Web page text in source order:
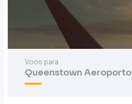
Voos para
Queenstown Aeroporto